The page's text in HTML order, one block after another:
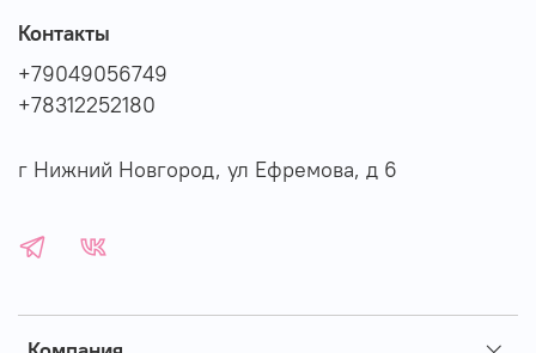
Контакты
+79049056749
+78312252180
г Нижний Новгород, ул Ефремова, д 6